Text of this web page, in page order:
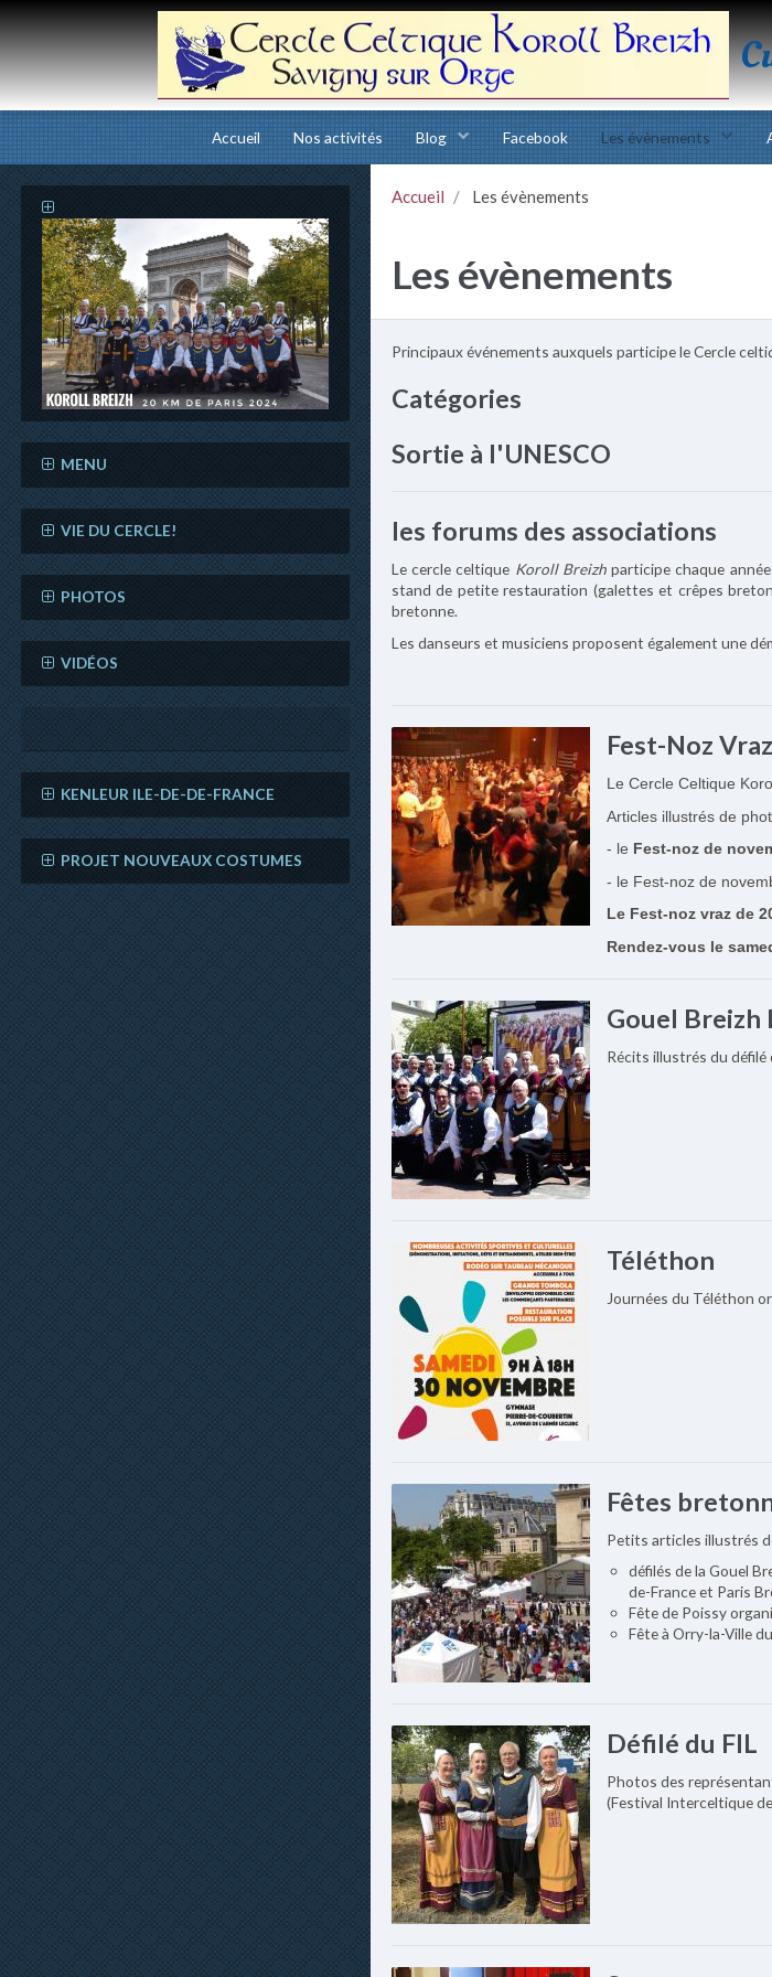
Accueil Nos activités Blog Facebook Les évènements
Accueil Les évènements
Les évènements
Principaux événements auxquels participe le Cercle
Catégories
Sortie à l'UNESCO
les forums des associations
Le cercle celtique Koroll Breizhparticipe chaque
stand de petite restauration (galettes et crêpes
bretonne.
Les danseurs et musiciens proposent également une
Fest-Noz
Le Cercle Celtique
Articles illustrés de
- le Fest-noz de
- le Fest-noz de
Le Fest-noz vraz de
Rendez-vous le
Gouel Breizh
Récits illustrés du défilé
Téléthon
Journées du Téléthon
Fêtes
Petits articles illustrés
défilés de la Gouel
de-France et Paris
Fête de Poissy
Fête à Orry-la-Ville
Défilé du FIL
Photos des
(Festival Interceltique
MENU
VIE DU CERCLE!
PHOTOS
VIDÉOS
KENLEUR ILE-DE-DE-FRANCE
PROJET NOUVEAUX COSTUMES